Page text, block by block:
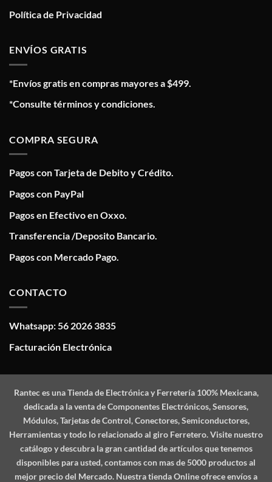
Política de Privacidad
ENVÍOS GRATIS
*Envíos gratis en compras mayores a $499.
*Consulte términos y condiciones.
COMPRA SEGURA
Pagos con Tarjeta de Debito y Crédito.
Pagos con PayPal
Pagos en Efectivo en Oxxo.
Transferencia /Deposito Bancario.
Pagos con Mercado Pago.
CONTACTO
Whatsapp: 56 2026 3835
Facturación Electrónica
Ranteces una Tienda de Electrónica y Ferretería 100% Mexicana,
dedicada a la venta de Componentes Electrónicos, Sensores,
Módulos, Tarjetas de Control, Conectores, Semiconductores,
Herramientas y todo lo relacionado al giro Ferretero. Visite nuestro
catálogo y descubra la gran cantidad de artículos que tenemos
disponibles para usted, contamos con mas de 5000 productos al
mejor precio del Mercado. Nuestra tienda Online ofrece envíos a